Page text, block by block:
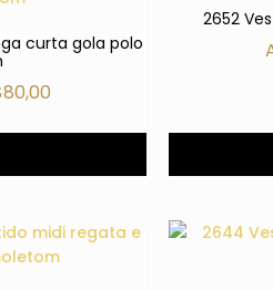
curta gola polo
80,00
2652